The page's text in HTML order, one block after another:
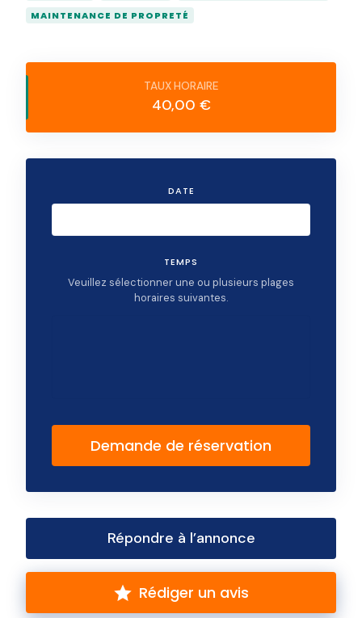
MAINTENANCE DE PROPRETÉ
40,00 €
DATE
TEMPS
Veuillez sélectionner une ou plusieurs plages
horaires suivantes.
Demande de réservation
Répondre à l’annonce
Rédiger un avis